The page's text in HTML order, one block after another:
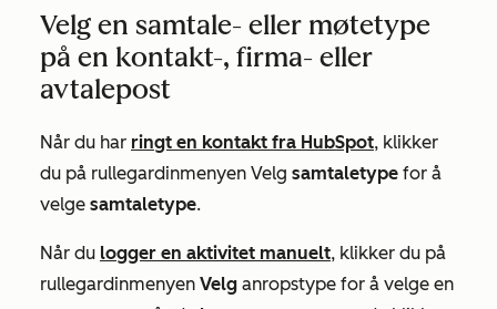
Velg en samtale- eller møtetype
på en kontakt-, firma- eller
avtalepost
Når du har ringt en kontakt fra HubSpot, klikker
du på rullegardinmenyen Velg samtaletype for å
velge samtaletype.
Når du logger en aktivitet manuelt, klikker du på
rullegardinmenyen Velg anropstype for å velge en